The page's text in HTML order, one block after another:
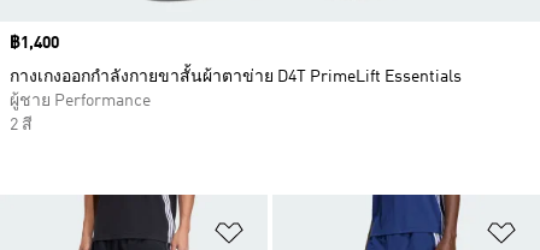
เพิ่มไปยังรายการสินค้าโปรด
Price
฿1,400
กางเกงออกกำลังกายขาสั้นผ้าตาข่าย D4T PrimeLift Essentials
ผู้ชาย Performance
2 สี